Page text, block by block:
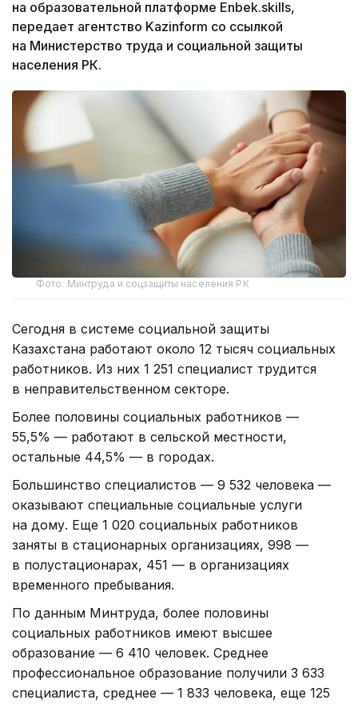
на образовательной платформе Enbek.skills,
передает агентство Kazinform со ссылкой
на Министерство труда и социальной защиты
населения РК.
Фото: Минтруда и соцзащиты населения РК
Сегодня в системе социальной защиты
Казахстана работают около 12 тысяч социальных
работников. Из них 1 251 специалист трудится
в неправительственном секторе.
Более половины социальных работников —
55,5% — работают в сельской местности,
остальные 44,5% — в городах.
Большинство специалистов — 9 532 человека —
оказывают специальные социальные услуги
на дому. Еще 1 020 социальных работников
заняты в стационарных организациях, 998 —
в полустационарах, 451 — в организациях
временного пребывания.
По данным Минтруда, более половины
социальных работников имеют высшее
образование — 6 410 человек. Среднее
профессиональное образование получили 3 633
специалиста, среднее — 1 833 человека, еще 125